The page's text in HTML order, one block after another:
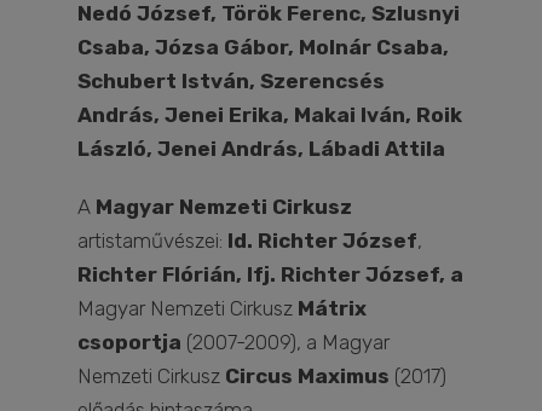
Nedó József, Török Ferenc, Szlusnyi
Csaba, Józsa Gábor, Molnár Csaba,
Schubert István, Szerencsés
András, Jenei Erika, Makai Iván, Roik
László, Jenei András, Lábadi Attila
A Magyar Nemzeti Cirkusz
artistaművészei: Id. Richter József,
Richter Flórián, Ifj. Richter József, a
Magyar Nemzeti Cirkusz Mátrix
csoportja (2007-2009), a Magyar
Nemzeti Cirkusz Circus Maximus (2017)